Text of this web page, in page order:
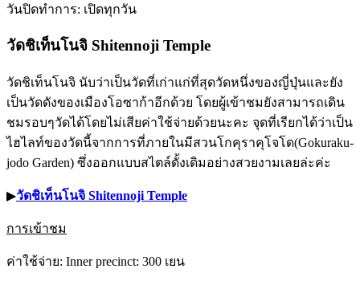
วันปิดทำการ: เปิดทุกวัน
วัดชิเท็นโนจิ Shitennoji Temple
วัดชิเท็นโนจิ นับว่าเป็นวัดที่เก่าแก่ที่สุดวัดหนึ่งของญี่ปุ่นและยัง
เป็นวัดดังของเมืองโอซาก้าอีกด้วย โดยผู้เข้าชมยังสามารถเดิน
ชมรอบๆวัดได้โดยไม่เสียค่าใช้จ่ายด้วยนะคะ จุดที่เรียกได้ว่าเป็น
ไฮไลท์ของวัดนี้จากการที่ภายในมีสวนโกคุราคุโจโด(Gokuraku-
jodo Garden) ซึ่งออกแบบสไตล์ดั้งเดิมอย่างสวยงามเลยล่ะค่ะ
▶︎วัดชิเท็นโนจิ Shitennoji Temple
การเข้าชม
ค่าใช้จ่าย: Inner precinct: 300 เยน